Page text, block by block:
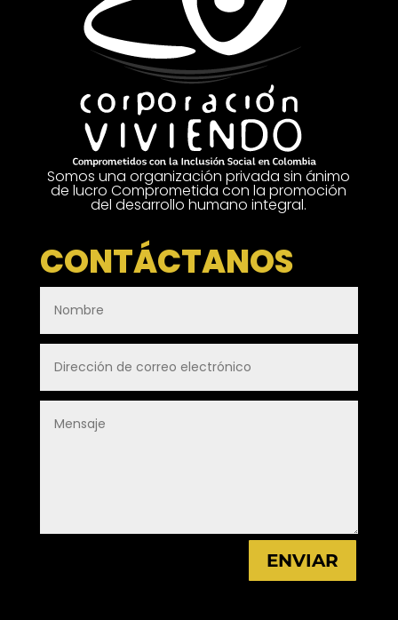
Somos una organización privada sin ánimo
de lucro Comprometida con la promoción
del desarrollo humano integral.
CONTÁCTANOS
ENVIAR